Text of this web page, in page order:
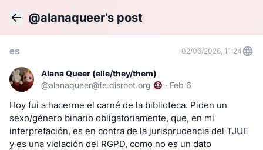
@alanaqueer's post
es 02/06/2026, 11:24
Alana Queer (elle/they/them)
@alanaqueer@fe.disroot.org · Feb 6
Hoy fui a hacerme el carné de la biblioteca. Piden un
sexo/género binario obligatoriamente, que, en mi
interpretación, es en contra de la jurisprudencia del TJUE
y es una violación del RGPD, como no es un dato